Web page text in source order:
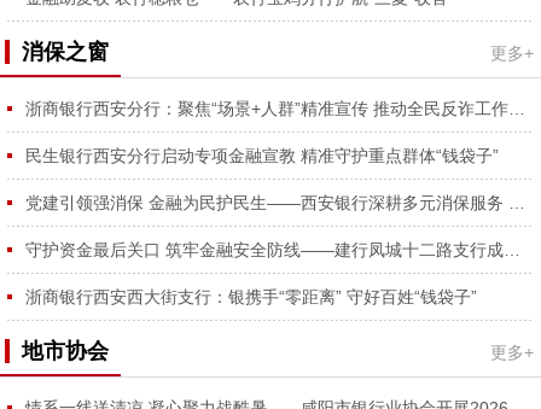
消保之窗 更多+
民生银行西安分行启动专项金融宣教 精准守护重点群体“钱袋子”
浙商银行西安西大街支行：银携手“零距离” 守好百姓“钱袋子”
地市协会 更多+